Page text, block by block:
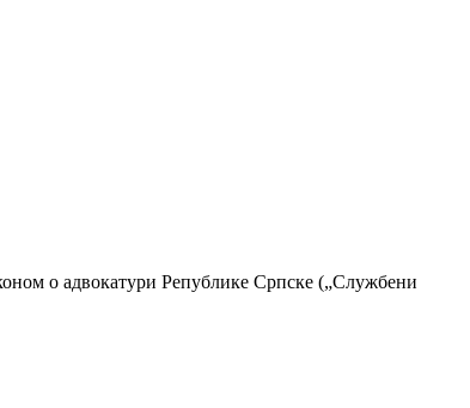
о адвокатури Републике Српске („Службени